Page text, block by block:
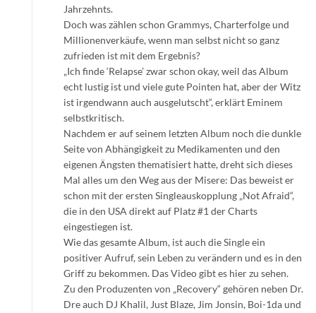
Jahrzehnts.
Doch was zählen schon Grammys, Charterfolge und
Millionenverkäufe, wenn man selbst nicht so ganz
zufrieden ist mit dem Ergebnis?
„Ich finde ‘Relapse’ zwar schon okay, weil das Album
echt lustig ist und viele gute Pointen hat, aber der Witz
ist irgendwann auch ausgelutscht“, erklärt Eminem
selbstkritisch.
Nachdem er auf seinem letzten Album noch die dunkle
Seite von Abhängigkeit zu Medikamenten und den
eigenen Ängsten thematisiert hatte, dreht sich dieses
Mal alles um den Weg aus der Misere: Das beweist er
schon mit der ersten Singleauskopplung „Not Afraid“,
die in den USA direkt auf Platz #1 der Charts
eingestiegen ist.
Wie das gesamte Album, ist auch die Single ein
positiver Aufruf, sein Leben zu verändern und es in den
Griff zu bekommen. Das Video gibt es hier zu sehen.
Zu den Produzenten von „Recovery“ gehören neben Dr.
Dre auch DJ Khalil, Just Blaze, Jim Jonsin, Boi-1da und